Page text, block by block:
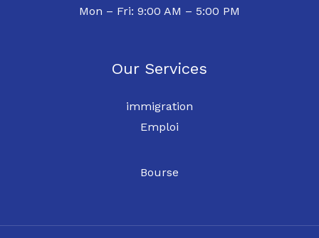
Mon – Fri: 9:00 AM – 5:00 PM
Our Services
immigration
Emploi
Bourse